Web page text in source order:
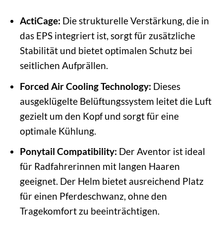
ActiCage: Die strukturelle Verstärkung, die in
das EPS integriert ist, sorgt für zusätzliche
Stabilität und bietet optimalen Schutz bei
seitlichen Aufprällen.
Forced Air Cooling Technology: Dieses
ausgeklügelte Belüftungssystem leitet die Luft
gezielt um den Kopf und sorgt für eine
optimale Kühlung.
Ponytail Compatibility: Der Aventor ist ideal
für Radfahrerinnen mit langen Haaren
geeignet. Der Helm bietet ausreichend Platz
für einen Pferdeschwanz, ohne den
Tragekomfort zu beeinträchtigen.